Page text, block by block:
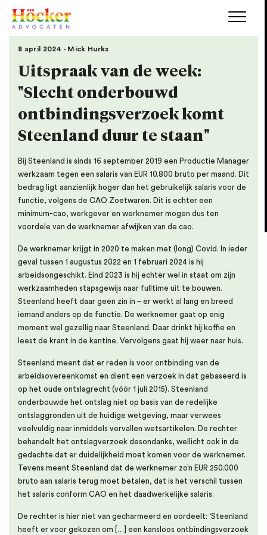
8 april 2024 - Mick Hurks
Uitspraak van de week:
"Slecht onderbouwd
ontbindingsverzoek komt
Steenland duur te staan"
Bij Steenland is sinds 16 september 2019 een Productie Manager
werkzaam tegen een salaris van EUR 10.800 bruto per maand. Dit
bedrag ligt aanzienlijk hoger dan het gebruikelijk salaris voor de
functie, volgens de CAO Zoetwaren. Dit is echter een
minimum-cao, werkgever en werknemer mogen dus ten
voordele van de werknemer afwijken van de cao.
De werknemer krijgt in 2020 te maken met (long) Covid. In ieder
geval tussen 1 augustus 2022 en 1 februari 2024 is hij
arbeidsongeschikt. Eind 2023 is hij echter wel in staat om zijn
werkzaamheden stapsgewijs naar fulltime uit te bouwen.
Steenland heeft daar geen zin in – er werkt al lang en breed
iemand anders op de functie. De werknemer gaat op enig
moment wel gezellig naar Steenland. Daar drinkt hij koffie en
leest de krant in de kantine. Vervolgens gaat hij weer naar huis.
Steenland meent dat er reden is voor ontbinding van de
arbeidsovereenkomst en dient een verzoek in dat gebaseerd is
op het oude ontslagrecht (vóór 1 juli 2015). Steenland
onderbouwde het ontslag niet op basis van de redelijke
ontslaggronden uit de huidige wetgeving, maar verwees
veelvuldig naar inmiddels vervallen wetsartikelen. De rechter
behandelt het ontslagverzoek desondanks, wellicht ook in de
gedachte dat er duidelijkheid moet komen voor de werknemer.
Tevens meent Steenland dat de werknemer zo’n EUR 250.000
bruto aan salaris terug moet betalen, dat is het verschil tussen
het salaris conform CAO en het daadwerkelijke salaris.
De rechter is hier niet van gecharmeerd en oordeelt: ‘Steenland
heeft er voor gekozen om […] een kansloos ontbindingsverzoek